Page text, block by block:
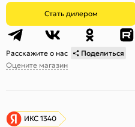
Стать дилером
Расскажите о нас
Поделиться
Оцените магазин
ИКС 1340